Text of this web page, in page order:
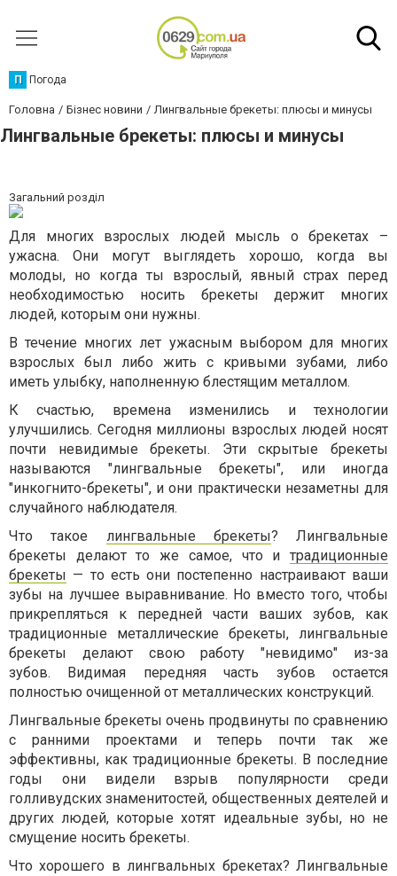
П Погода
Головна Бізнес новини Лингвальные брекеты: плюсы и минусы
Лингвальные брекеты: плюсы и минусы
Загальний розділ
Для многих взрослых людей мысль о брекетах –
ужасна. Они могут выглядеть хорошо, когда вы
молоды, но когда ты взрослый, явный страх перед
необходимостью носить брекеты держит многих
людей, которым они нужны.
В течение многих лет ужасным выбором для многих
взрослых был либо жить с кривыми зубами, либо
иметь улыбку, наполненную блестящим металлом.
К счастью, времена изменились и технологии
улучшились. Сегодня миллионы взрослых людей носят
почти невидимые брекеты. Эти скрытые брекеты
называются "лингвальные брекеты", или иногда
"инкогнито-брекеты", и они практически незаметны для
случайного наблюдателя.
Что такое
лингвальные брекеты? Лингвальные
брекеты делают то же самое, что и традиционные
брекеты — то есть они постепенно настраивают ваши
зубы на лучшее выравнивание. Но вместо того, чтобы
прикрепляться к передней части ваших зубов, как
традиционные металлические брекеты, лингвальные
брекеты делают свою работу "невидимо" из-за
зубов. Видимая передняя часть зубов остается
полностью очищенной от металлических конструкций.
Лингвальные брекеты очень продвинуты по сравнению
с ранними проектами и теперь почти так же
эффективны, как традиционные брекеты. В последние
годы они видели взрыв популярности среди
голливудских знаменитостей, общественных деятелей и
других людей, которые хотят идеальные зубы, но не
смущение носить брекеты.
Что хорошего в лингвальных брекетах? Лингвальные